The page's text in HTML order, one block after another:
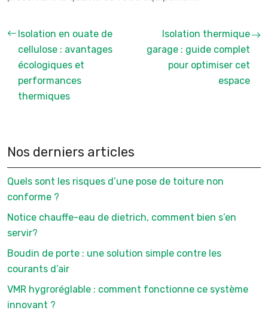
Isolation en ouate de
cellulose : avantages
écologiques et
performances
thermiques
Isolation thermique
garage : guide complet
pour optimiser cet
espace
Nos derniers articles
Quels sont les risques d’une pose de toiture non
conforme ?
Notice chauffe-eau de dietrich, comment bien s’en
servir?
Boudin de porte : une solution simple contre les
courants d’air
VMR hygroréglable : comment fonctionne ce système
innovant ?